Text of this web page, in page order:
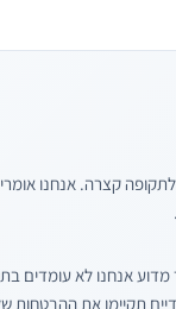
קצרה. אנחנו
אנחנו לא עומדים
תקיימו את ההבטחות